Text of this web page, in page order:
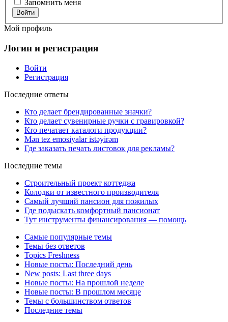
Запомнить меня
Войти
Мой профиль
Логин и регистрация
Войти
Регистрация
Последние ответы
Кто делает брендированные значки?
Кто делает сувенирные ручки с гравировкой?
Кто печатает каталоги продукции?
Mən tez emosiyalar istəyirəm
Где заказать печать листовок для рекламы?
Последние темы
Строительный проект коттеджа
Колодки от известного производителя
Самый лучший пансион для пожилых
Где подыскать комфортный пансионат
Тут инструменты финансирования — помощь
Самые популярные темы
Темы без ответов
Topics Freshness
Новые посты: Последний день
New posts: Last three days
Новые посты: На прошлой неделе
Новые посты: В прошлом месяце
Темы с большинством ответов
Последние темы